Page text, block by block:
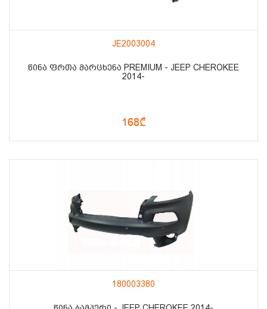
JE2003004
ᲬᲘᲜᲐ ᲤᲠᲗᲐ ᲛᲐᲠᲪᲮᲔᲜᲐ PREMIUM - JEEP CHEROKEE
2014-
168₾
180003380